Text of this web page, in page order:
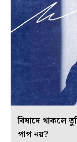
বিষাদে থাকলে
পাপ নয়?